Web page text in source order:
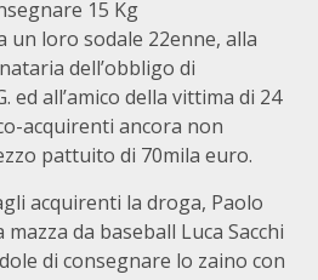
15 Kg
un loro sodale 22enne, alla
dell’obbligo di
ed all’amico della vittima di 24
acquirenti ancora non
pattuito di 70mila euro.
acquirenti la droga, Paolo
da baseball Luca Sacchi
di consegnare lo zaino con